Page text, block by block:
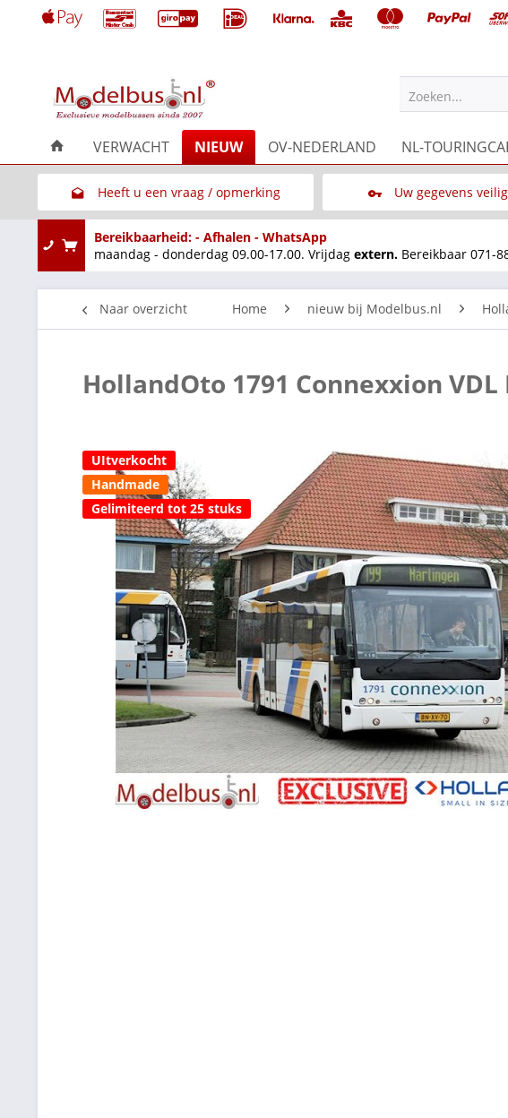
Zoeken...
VERWACHT NIEUW OV-NEDERLAND NL-
Heeft u een vraag / opmerking
Link naar het contactformulier
Uw gegevens veilig
Bereikbaarheid: - Afhalen - WhatsApp
maandag - donderdag 09.00-17.00. Vrijdag extern. Bereikbaar 071-
Naar overzicht Home nieuw bij Modelbus.nl
HollandOto 1791 Connexxion
UItverkocht
Handmade
Gelimiteerd tot 25 stuks